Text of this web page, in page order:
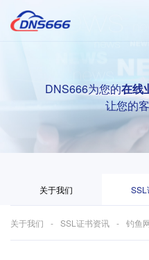
DNS666为您的在线
让您的
关于我们 SSL
关于我们 SSL证书资讯 钓鱼